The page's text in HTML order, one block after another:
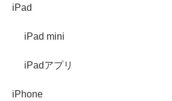
iPad
iPad mini
iPadアプリ
iPhone